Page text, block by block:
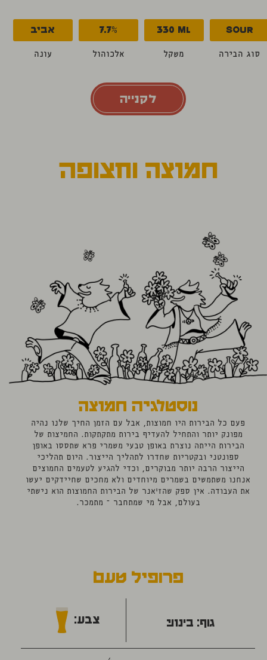
SOUR
סוג הבירה
ML
330
משקל
7.7%
אלכוהול
אביב
עונה
לקנייה
חמוצה וחצופה
נוסטלגיה חמוצה
פעם כל הבירות היו חמוצות, אבל עם הזמן החיך שלנו נהיה
מפונק יותר והתחיל להעדיף בירות מתקתקות. החמיצות של
הבירות הייתה נוצרת באופן טבעי משמרי פרא שתססו באופן
ספונטני ובקטריות שחדרו לתהליך הייצור. היום תהליכי
הייצור הרבה יותר מבוקרים, וכדי להגיע לטעמים החמוצים
אנחנו משתמשים בשמרים מיוחדים ולא מחכים שחיידקים יעשו
את העבודה. אין ספק שהז'אנר של הבירות החמוצות הוא נישתי
בעולם, אבל מי שמתחבר – מתמכר.
פרופיל טעם
גוף: בינוני צבע: